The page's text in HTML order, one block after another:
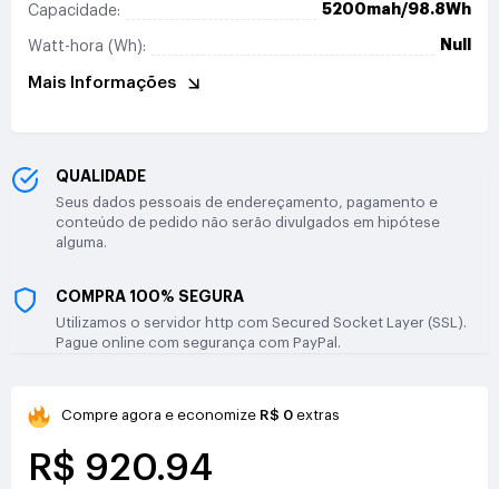
Capacidade: 5200mah/98.8Wh
Watt-hora (Wh): Null
Mais Informações
QUALIDADE
Seus dados pessoais de endereçamento, pagamento e
conteúdo de pedido não serão divulgados em hipótese
alguma.
COMPRA 100% SEGURA
Utilizamos o servidor http com Secured Socket Layer (SSL).
Pague online com segurança com PayPal.
Compre agora e economize R$ 0 extras
R$ 920.94